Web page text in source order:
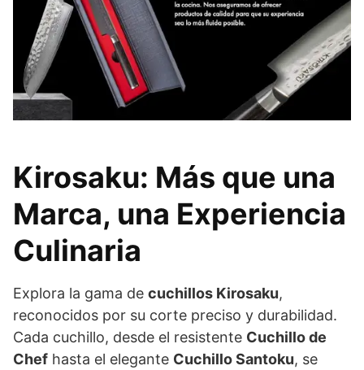
Kirosaku: Más que una
Marca, una Experiencia
Culinaria
Explora la gama de cuchillos Kirosaku,
reconocidos por su corte preciso y durabilidad.
Cada cuchillo, desde el resistente Cuchillo de
Chef hasta el elegante Cuchillo Santoku, se